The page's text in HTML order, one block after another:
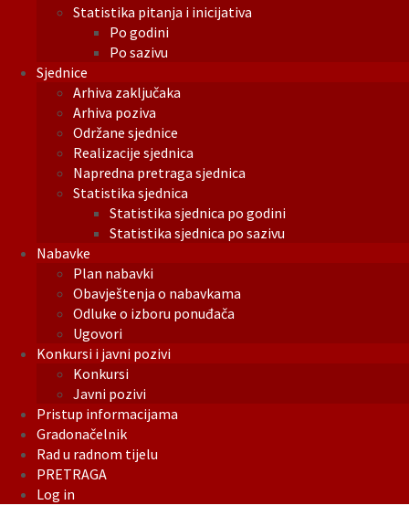
Statistika pitanja i inicijativa
Po godini
Po sazivu
Sjednice
Arhiva zaključaka
Arhiva poziva
Održane sjednice
Realizacije sjednica
Napredna pretraga sjednica
Statistika sjednica
Statistika sjednica po godini
Statistika sjednica po sazivu
Nabavke
Plan nabavki
Obavještenja o nabavkama
Odluke o izboru ponuđača
Ugovori
Konkursi i javni pozivi
Konkursi
Javni pozivi
Pristup informacijama
Gradonačelnik
Rad u radnom tijelu
PRETRAGA
Log in